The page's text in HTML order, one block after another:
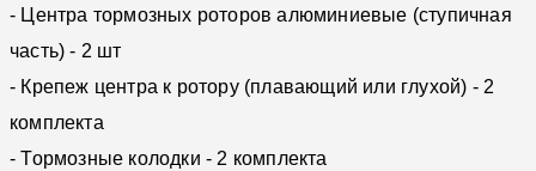
- Центра тормозных роторов алюминиевые (ступичная
часть) - 2 шт
- Крепеж центра к ротору (плавающий или глухой) - 2
комплекта
- Тормозные колодки - 2 комплекта